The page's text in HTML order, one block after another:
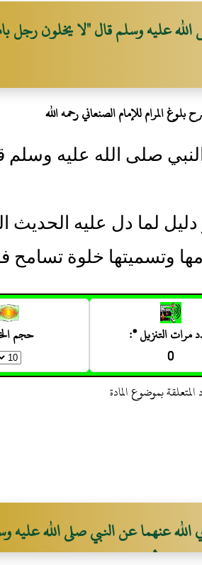
عليه وسلم قال "لا يخلون رجل
المرام للإمام الصنعاني رحمه الله
صلى الله عليه وسلم
لما دل عليه الحديث
وتسميتها خلوة تسامح
مرات التنزيل *:
0
حجم
عنهما عن النبي صلى الله عليه